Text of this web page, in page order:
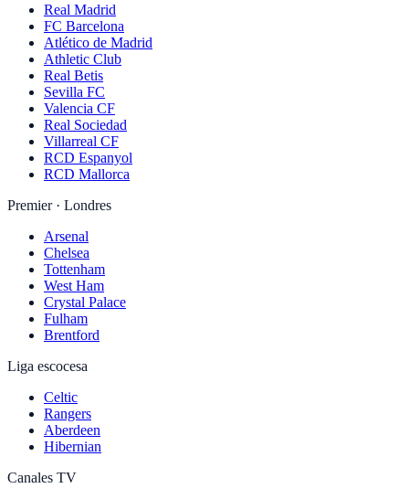
Real Madrid
FC Barcelona
Atlético de Madrid
Athletic Club
Real Betis
Sevilla FC
Valencia CF
Real Sociedad
Villarreal CF
RCD Espanyol
RCD Mallorca
Premier · Londres
Arsenal
Chelsea
Tottenham
West Ham
Crystal Palace
Fulham
Brentford
Liga escocesa
Celtic
Rangers
Aberdeen
Hibernian
Canales TV